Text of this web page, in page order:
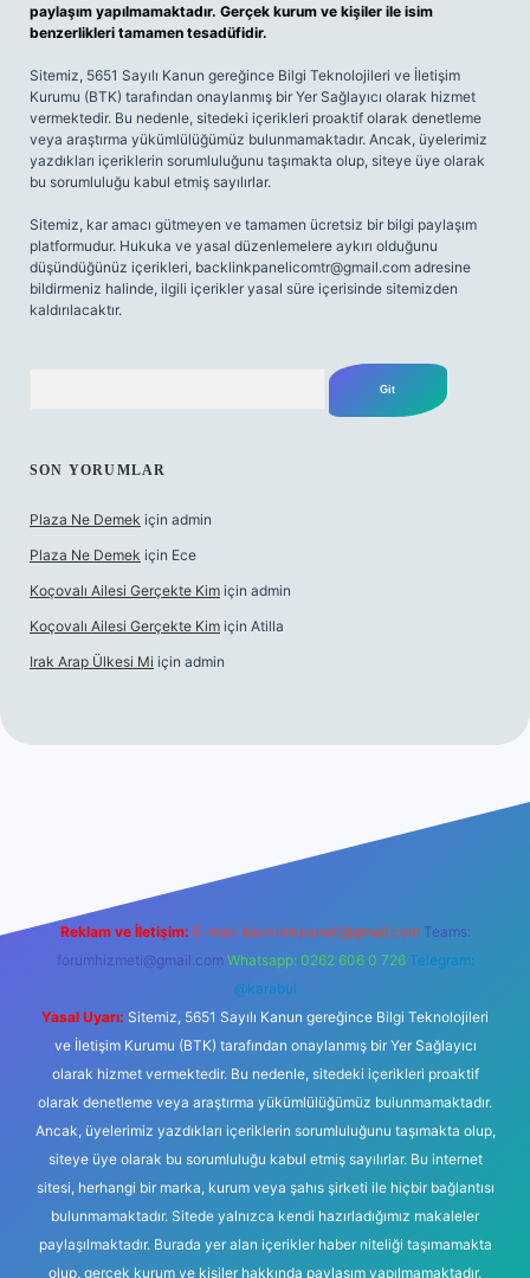
paylaşım yapılmamaktadır. Gerçek kurum ve kişiler ile isim
benzerlikleri tamamen tesadüfidir.
Sitemiz, 5651 Sayılı Kanun gereğince Bilgi Teknolojileri ve İletişim
Kurumu (BTK) tarafından onaylanmış bir Yer Sağlayıcı olarak hizmet
vermektedir. Bu nedenle, sitedeki içerikleri proaktif olarak denetleme
veya araştırma yükümlülüğümüz bulunmamaktadır. Ancak, üyelerimiz
yazdıkları içeriklerin sorumluluğunu taşımakta olup, siteye üye olarak
bu sorumluluğu kabul etmiş sayılırlar.
Sitemiz, kar amacı gütmeyen ve tamamen ücretsiz bir bilgi paylaşım
platformudur. Hukuka ve yasal düzenlemelere aykırı olduğunu
düşündüğünüz içerikleri, backlinkpanelicomtr@gmail.com adresine
bildirmeniz halinde, ilgili içerikler yasal süre içerisinde sitemizden
kaldırılacaktır.
SON YORUMLAR
Plaza Ne Demek için admin
Plaza Ne Demek için Ece
Koçovalı Ailesi Gerçekte Kim için admin
Koçovalı Ailesi Gerçekte Kim için Atilla
Irak Arap Ülkesi Mi için admin
Reklam ve İletişim: E-mail: backlinkpaneli@gmail.com Teams:
forumhizmeti@gmail.com Whatsapp: 0262 606 0 726 Telegram:
@karabul
Yasal Uyarı: Sitemiz, 5651 Sayılı Kanun gereğince Bilgi Teknolojileri
ve İletişim Kurumu (BTK) tarafından onaylanmış bir Yer Sağlayıcı
olarak hizmet vermektedir. Bu nedenle, sitedeki içerikleri proaktif
olarak denetleme veya araştırma yükümlülüğümüz bulunmamaktadır.
Ancak, üyelerimiz yazdıkları içeriklerin sorumluluğunu taşımakta olup,
siteye üye olarak bu sorumluluğu kabul etmiş sayılırlar. Bu internet
sitesi, herhangi bir marka, kurum veya şahıs şirketi ile hiçbir bağlantısı
bulunmamaktadır. Sitede yalnızca kendi hazırladığımız makaleler
paylaşılmaktadır. Burada yer alan içerikler haber niteliği taşımamakta
olup, gerçek kurum ve kişiler hakkında paylaşım yapılmamaktadır.